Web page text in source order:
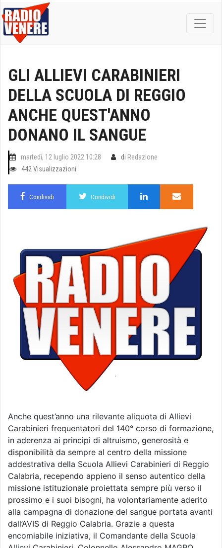
GLI ALLIEVI CARABINIERI
DELLA SCUOLA DI REGGIO
ANCHE QUEST'ANNO
DONANO IL SANGUE
martedì, 12 luglio 2022 10:28 di Redazione
442 Visualizzazioni
Condividi Condividi
Anche quest’anno una rilevante aliquota di Allievi
Carabinieri frequentatori del 140° corso di formazione,
in aderenza ai principi di altruismo, generosità e
disponibilità da sempre al centro della missione
addestrativa della Scuola Allievi Carabinieri di Reggio
Calabria, recependo appieno il senso autentico della
missione istituzionale proiettata sempre più verso il
prossimo e i suoi bisogni, ha volontariamente aderito
alla campagna di donazione del sangue portata avanti
dall’AVIS di Reggio Calabria. Grazie a questa
encomiabile iniziativa, il Comandante della Scuola